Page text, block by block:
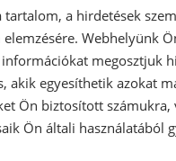
Cikkszám:
25
tartalom, a hirdetések
Webhelyünk
megosztjuk
akik egyesíthetik azokat
Ön biztosított számukra,
Ön általi használatából